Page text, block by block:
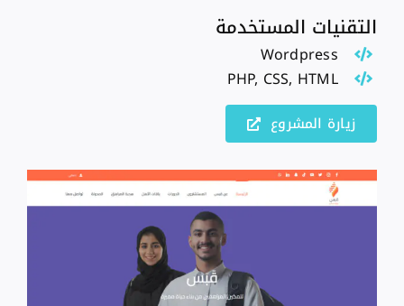
التقنيات المستخدمة
Wordpress
PHP, CSS, HTML
زيارة المشروع